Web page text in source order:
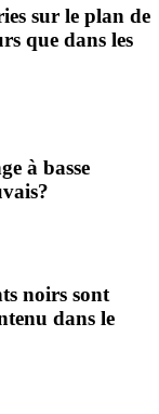
sur le plan de
que dans les
à basse
noirs sont
dans le